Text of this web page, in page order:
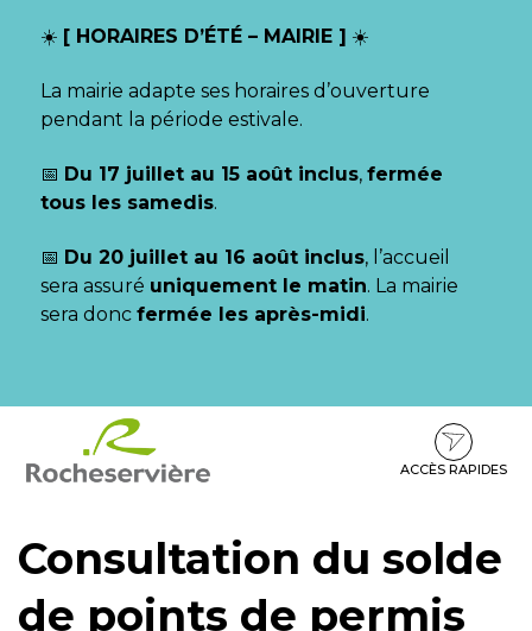
☀️ [ HORAIRES D’ÉTÉ – MAIRIE ] ☀️
La mairie adapte ses horaires d’ouverture
pendant la période estivale.
📅 Du 17 juillet au 15 août inclus, fermée
tous les samedis.
📅 Du 20 juillet au 16 août inclus, l’accueil
sera assuré uniquement le matin. La mairie
sera donc fermée les après-midi.
contenu
pied
ACCÈS RAPIDES
Consultation du solde
de points de permis